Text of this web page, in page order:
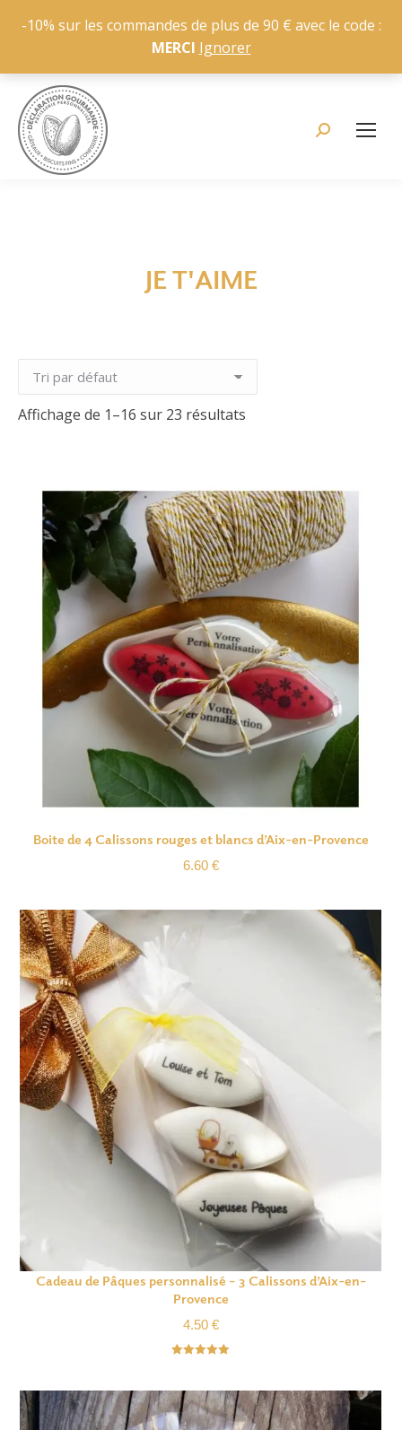
-10% sur les commandes de plus de 90 € avec le code :
MERCI Ignorer
Recherche
JE T'AIME
Vous êtes ici :
Affichage de 1–16 sur 23 résultats
Boite de 4 Calissons rouges et blancs d’Aix-en-Provence
6.60 €
Cadeau de Pâques personnalisé – 3 Calissons d’Aix-en-
Provence
4.50 €